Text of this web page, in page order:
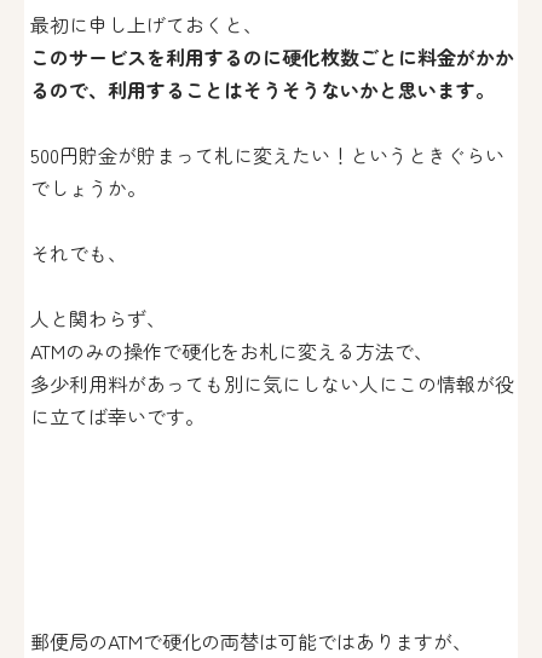
最初に申し上げておくと、
このサービスを利用するのに硬化枚数ごとに料金がかか
るので、利用することはそうそうないかと思います。
500円貯金が貯まって札に変えたい！というときぐらい
でしょうか。
それでも、
人と関わらず、
ATMのみの操作で硬化をお札に変える方法で、
多少利用料があっても別に気にしない人にこの情報が役
に立てば幸いです。
郵便局のATMで硬化の両替は可能ではありますが、